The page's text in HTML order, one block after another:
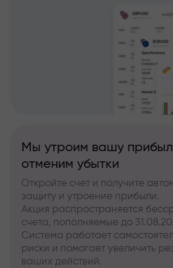
Мы утроим вашу
отменим убытки
Откройте счет и получите
защиту и утроение прибыли.
Акция распространяется
счета, пополняемые до
Система работает
риски и помогает увеличить
ваших действий.